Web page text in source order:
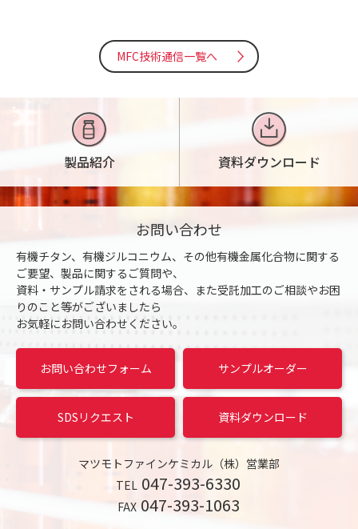
MFC技術通信一覧へ
製品紹介 資料ダウンロード
お問い合わせ
有機チタン、有機ジルコニウム、その他有機金属化合物に関する
ご要望、製品に関するご質問や、
資料・サンプル請求をされる場合、また受託加工のご相談やお困
りのこと等がございましたら
お気軽にお問い合わせください。
お問い合わせフォーム サンプルオーダー
SDSリクエスト 資料ダウンロード
マツモトファインケミカル（株）営業部
TEL 047-393-6330
FAX 047-393-1063